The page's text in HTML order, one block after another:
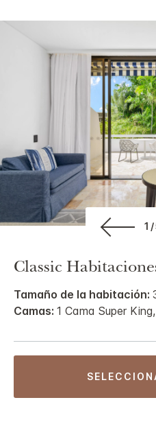
Classic
Tamaño de la habitación:
Camas: 1 Cama Super